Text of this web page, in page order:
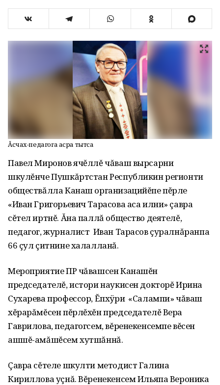
Ăсчах-педагога асра тытса
Павел Миронов ячĕллĕ чăваш вырсарни
шкулĕнче Пушкăртстан Республикин регионти
обществăлла Канаш организацийĕпе пĕрле
«Иван Григорьевич Тарасова аса илни» çавра
сĕтел иртнĕ. Ăна паллă общество деятелĕ,
педагог, журналист Иван Тарасов çуралнăранпа
66 çул çитнине халалланă.
Мероприятие ПР чăвашсен Канашĕн
председателĕ, истори наукисен докторĕ Ирина
Сухарева профессор, Ĕпхÿри «Салампи» чăваш
хĕрарăмĕсен пĕрлĕхĕн председателĕ Вера
Гаврилова, педагогсем, вĕренекенсемпе вĕсен
ашшĕ-амăшĕсем хутшăннă.
Çавра сĕтеле шкулти методист Галина
Кириллова уçнă. Вĕренекенсем Ильяпа Вероника